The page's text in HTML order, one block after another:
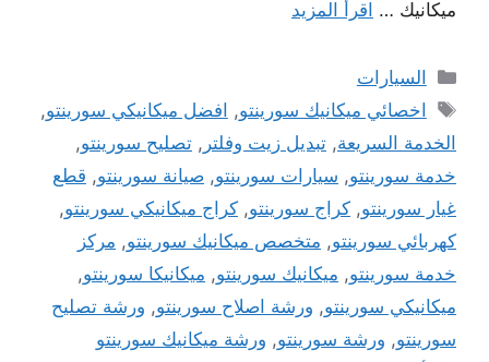
ميكانيك … اقرأ المزيد
التصنيفات
السيارات
الوسوم
اخصائي ميكانيك سورينتو, افضل ميكانيكي سورينتو,
الخدمة السريعة, تبديل زيت وفلتر , تصليح سورينتو,
خدمة سورينتو, سيارات سورينتو, صيانة سورينتو, قطع
غيار سورينتو, كراج سورينتو, كراج ميكانيكي سورينتو,
كهربائي سورينتو, متخصص ميكانيك سورينتو, مركز
خدمة سورينتو, ميكانيك سورينتو, ميكانيكا سورينتو,
ميكانيكي سورينتو, ورشة اصلاح سورينتو, ورشة تصليح
سورينتو, ورشة سورينتو, ورشة ميكانيك سورينتو